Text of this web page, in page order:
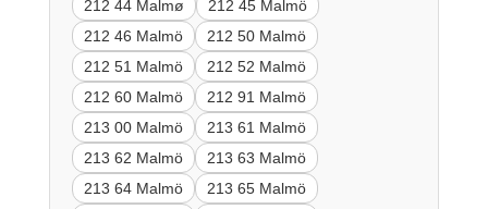
212 44 Malmø
212 45 Malmö
212 46 Malmö
212 50 Malmö
212 51 Malmö
212 52 Malmö
212 60 Malmö
212 91 Malmö
213 00 Malmö
213 61 Malmö
213 62 Malmö
213 63 Malmö
213 64 Malmö
213 65 Malmö